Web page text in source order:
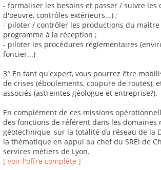
- formaliser les besoins et passer / suivre les
d'oeuvre, contrôles extérieurs...) ;
- piloter / contrôler les productions du maître
programme à la réception ;
- piloter les procédures réglementaires
foncier...)
3° En tant qu'expert, vous pourrez être
de crises (éboulements, coupure de routes),
associés (astreintes géologue et entreprise?).
En complément de ces missions
des fonctions de référent dans les domaines
géotechnique, sur la totalité du réseau de la
la thématique en appui au chef du SREI de
services métiers de Lyon.
[ voir l'offre complète ]